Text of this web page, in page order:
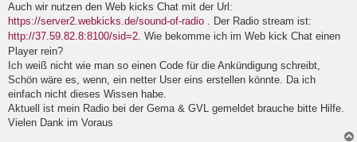
e
s
e
n
e
r
B
e
i
t
r
Auch wir nutzen den Web kicks Chat mit der Url:
https://server2.webkicks.de/sound-of-radio . Der Radio stream ist:
http://37.59.82.8:8100/sid=2. Wie bekomme ich im Web kick Chat einen
Player rein?
Ich weiß nicht wie man so einen Code für die Ankündigung schreibt,
Schön wäre es, wenn, ein netter User eins erstellen könnte. Da ich
einfach nicht dieses Wissen habe.
Aktuell ist mein Radio bei der Gema & GVL gemeldet brauche bitte Hilfe.
Vielen Dank im Voraus